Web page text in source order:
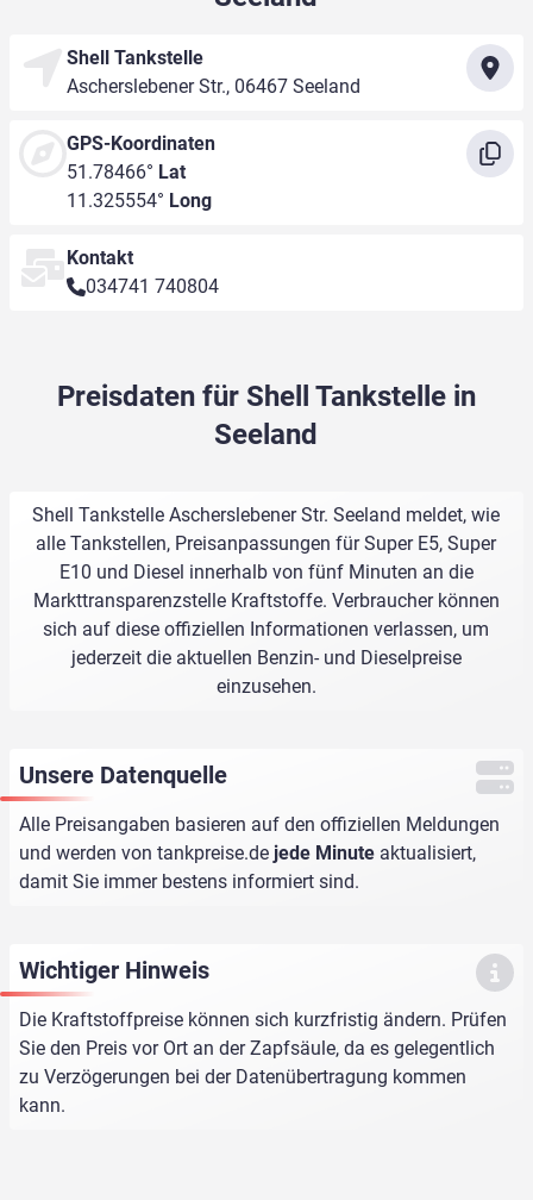
Shell Tankstelle
Ascherslebener Str., 06467 Seeland
GPS-Koordinaten
51.78466° Lat
11.325554° Long
Kontakt
034741 740804
Preisdaten für Shell Tankstelle in
Seeland
Shell Tankstelle Ascherslebener Str. Seeland meldet, wie
alle Tankstellen, Preisanpassungen für Super E5, Super
E10 und Diesel innerhalb von fünf Minuten an die
Markttransparenzstelle Kraftstoffe. Verbraucher können
sich auf diese offiziellen Informationen verlassen, um
jederzeit die aktuellen Benzin- und Dieselpreise
einzusehen.
Unsere Datenquelle
Alle Preisangaben basieren auf den offiziellen Meldungen
und werden von tankpreise.de jede Minute aktualisiert,
damit Sie immer bestens informiert sind.
Wichtiger Hinweis
Die Kraftstoffpreise können sich kurzfristig ändern. Prüfen
Sie den Preis vor Ort an der Zapfsäule, da es gelegentlich
zu Verzögerungen bei der Datenübertragung kommen
kann.